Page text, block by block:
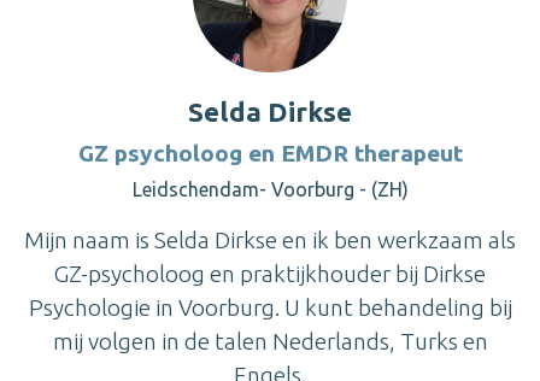
Selda Dirkse
GZ psycholoog en EMDR therapeut
Leidschendam- Voorburg - (ZH)
Mijn naam is Selda Dirkse en ik ben werkzaam als
GZ-psycholoog en praktijkhouder bij Dirkse
Psychologie in Voorburg. U kunt behandeling bij
mij volgen in de talen Nederlands, Turks en
Engels.